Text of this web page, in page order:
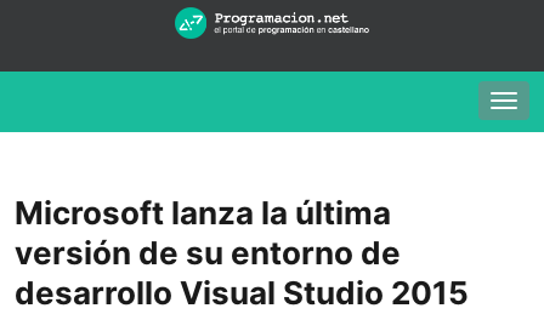
Microsoft lanza la última
versión de su entorno de
desarrollo Visual Studio 2015